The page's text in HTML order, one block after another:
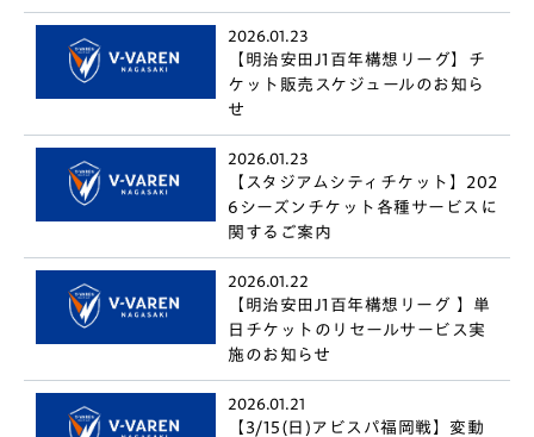
2026.01.23
【明治安田J1百年構想リーグ】チ
ケット販売スケジュールのお知ら
せ
2026.01.23
【スタジアムシティチケット】202
6シーズンチケット各種サービスに
関するご案内
2026.01.22
【明治安田J1百年構想リーグ 】単
日チケットのリセールサービス実
施のお知らせ
2026.01.21
【3/15(日)アビスパ福岡戦】変動